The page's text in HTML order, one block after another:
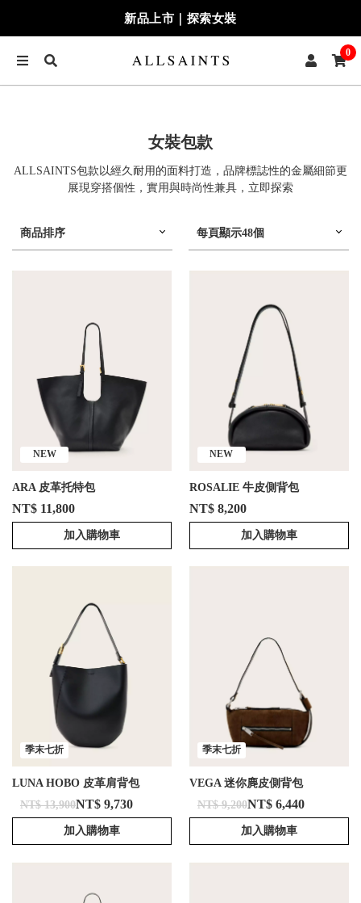
新品上市｜探索女裝
0
女裝包款
ALLSAINTS包款以經久耐用的面料打造，品牌標誌性的金屬細節更
展現穿搭個性，實用與時尚性兼具，立即探索
商品排序 每頁顯示48個
NEW
ARA 皮革托特包
NT$ 11,800
加入購物車
NEW
ROSALIE 牛皮側背包
NT$ 8,200
加入購物車
季末七折
LUNA HOBO 皮革肩背包
NT$ 13,900NT$ 9,730
加入購物車
季末七折
VEGA 迷你麂皮側背包
NT$ 9,200NT$ 6,440
加入購物車